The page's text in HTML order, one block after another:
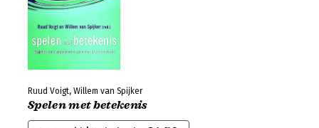
Ruud Voigt, Willem van Spijker
Spelen met betekenis